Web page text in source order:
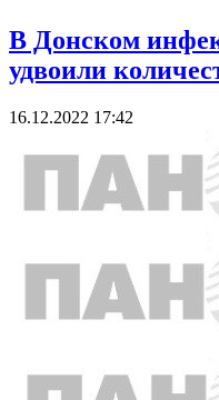
В Донском
удвоили
16.12.2022 17:42